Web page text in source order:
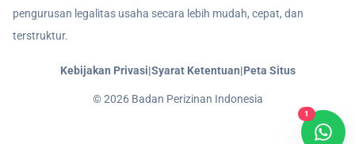
pengurusan legalitas usaha secara lebih mudah, cepat, dan
terstruktur.
Kebijakan Privasi|Syarat Ketentuan|Peta Situs
©2026Badan Perizinan Indonesia
1